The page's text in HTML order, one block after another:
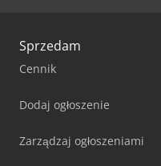
Sprzedam
Cennik
Dodaj ogłoszenie
Zarządzaj ogłoszeniami